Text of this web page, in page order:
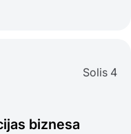
Solis 4
biznesa